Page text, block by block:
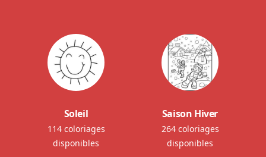
Soleil
114 coloriages
disponibles
Saison Hiver
264 coloriages
disponibles